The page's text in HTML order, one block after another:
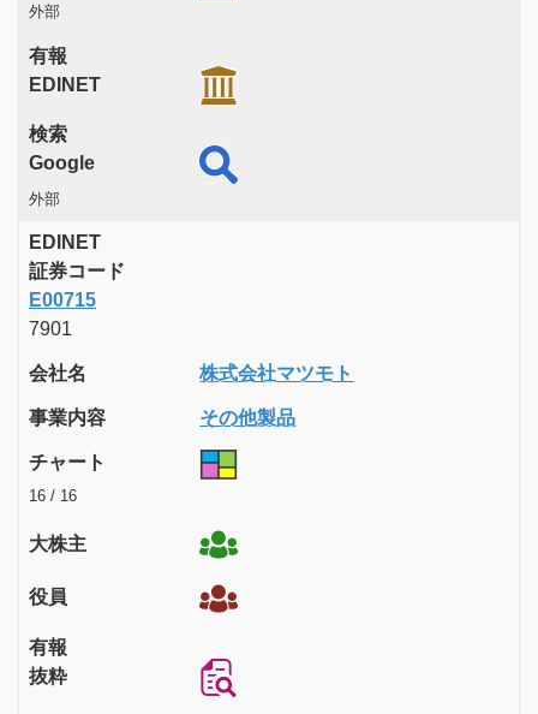
外部
有報
EDINET
検索
Google
外部
EDINET
証券コード
E00715
7901
会社名 株式会社マツモト
事業内容 その他製品
チャート
16 / 16
大株主
役員
有報
抜粋